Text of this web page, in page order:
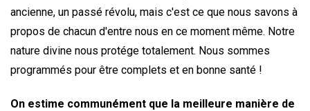
ancienne, un passé révolu, mais c'est ce que nous savons à
propos de chacun d'entre nous en ce moment même. Notre
nature divine nous protége totalement. Nous sommes
programmés pour être complets et en bonne santé !
On estime communément que la meilleure manière de